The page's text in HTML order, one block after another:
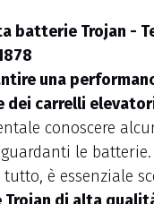
una
dei carrelli
conoscere
le batterie.
è essenziale
di alta